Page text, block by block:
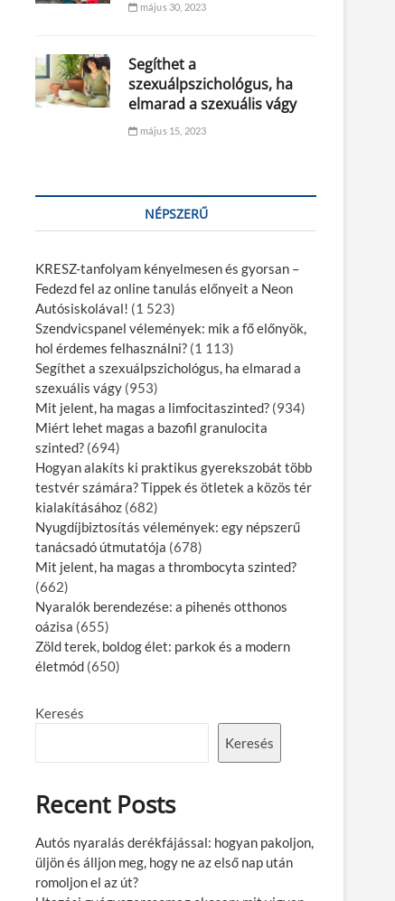
május 30, 2023
Segíthet a
szexuálpszichológus, ha
elmarad a szexuális vágy
május 15, 2023
NÉPSZERŰ
KRESZ-tanfolyam kényelmesen és gyorsan –
Fedezd fel az online tanulás előnyeit a Neon
Autósiskolával! (1 523)
Szendvicspanel vélemények: mik a fő előnyök,
hol érdemes felhasználni? (1 113)
Segíthet a szexuálpszichológus, ha elmarad a
szexuális vágy (953)
Mit jelent, ha magas a limfocitaszinted? (934)
Miért lehet magas a bazofil granulocita
szinted? (694)
Hogyan alakíts ki praktikus gyerekszobát több
testvér számára? Tippek és ötletek a közös tér
kialakításához (682)
Nyugdíjbiztosítás vélemények: egy népszerű
tanácsadó útmutatója (678)
Mit jelent, ha magas a thrombocyta szinted?
(662)
Nyaralók berendezése: a pihenés otthonos
oázisa (655)
Zöld terek, boldog élet: parkok és a modern
életmód (650)
Keresés
Keresés
Recent Posts
Autós nyaralás derékfájással: hogyan pakoljon,
üljön és álljon meg, hogy ne az első nap után
romoljon el az út?